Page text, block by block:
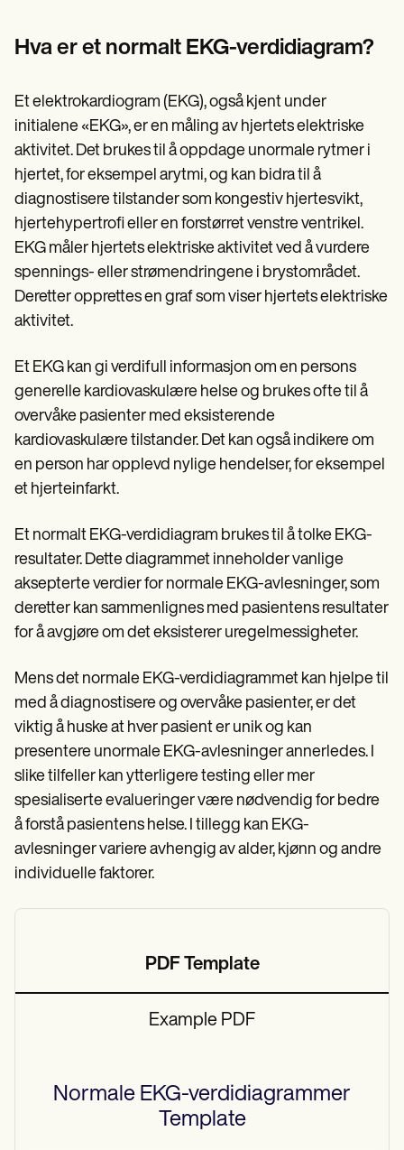
Demos
Training Hub
Become a Partner
Pricing
Why Carepatron?
Get started
Hva er et normalt EKG-verdidiagram?
Et elektrokardiogram (EKG), også kjent under
initialene «EKG», er en måling av hjertets elektriske
aktivitet. Det brukes til å oppdage unormale rytmer i
hjertet, for eksempel arytmi, og kan bidra til å
diagnostisere tilstander som kongestiv hjertesvikt,
hjertehypertrofi eller en forstørret venstre ventrikel.
EKG måler hjertets elektriske aktivitet ved å vurdere
spennings- eller strømendringene i brystområdet.
Deretter opprettes en graf som viser hjertets elektriske
aktivitet.
Et EKG kan gi verdifull informasjon om en persons
generelle kardiovaskulære helse og brukes ofte til å
overvåke pasienter med eksisterende
kardiovaskulære tilstander. Det kan også indikere om
en person har opplevd nylige hendelser, for eksempel
et hjerteinfarkt.
Et normalt EKG-verdidiagram brukes til å tolke EKG-
resultater. Dette diagrammet inneholder vanlige
aksepterte verdier for normale EKG-avlesninger, som
deretter kan sammenlignes med pasientens resultater
for å avgjøre om det eksisterer uregelmessigheter.
Mens det normale EKG-verdidiagrammet kan hjelpe til
med å diagnostisere og overvåke pasienter, er det
viktig å huske at hver pasient er unik og kan
presentere unormale EKG-avlesninger annerledes. I
slike tilfeller kan ytterligere testing eller mer
spesialiserte evalueringer være nødvendig for bedre
å forstå pasientens helse. I tillegg kan EKG-
avlesninger variere avhengig av alder, kjønn og andre
individuelle faktorer.
PDF Template
Example PDF
Normale EKG-verdidiagrammer
Template